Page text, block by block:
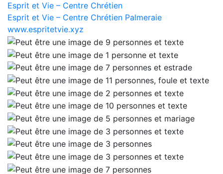
Esprit et Vie – Centre Chrétien
Esprit et Vie – Centre Chrétien Palmeraie
www.espritetvie.xyz